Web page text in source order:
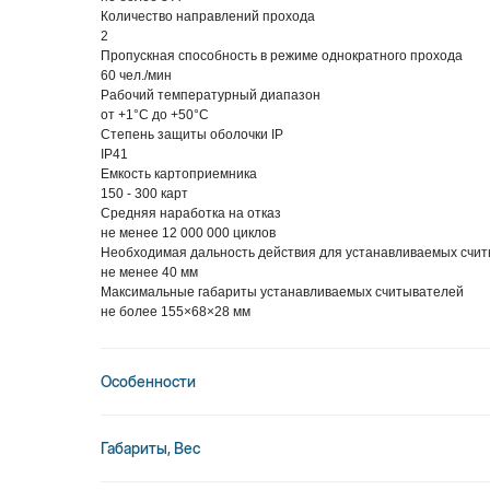
Количество направлений прохода
2
Пропускная способность в режиме однократного прохода
60 чел./мин
Рабочий температурный диапазон
от +1°C до +50°C
Степень защиты оболочки IP
IP41
Емкость картоприемника
150 - 300 карт
Средняя наработка на отказ
не менее 12 000 000 циклов
Необходимая дальность действия для устанавливаемых
не менее 40 мм
Максимальные габариты устанавливаемых считывателей
не более 155×68×28 мм
Особенности
Габариты, Вес